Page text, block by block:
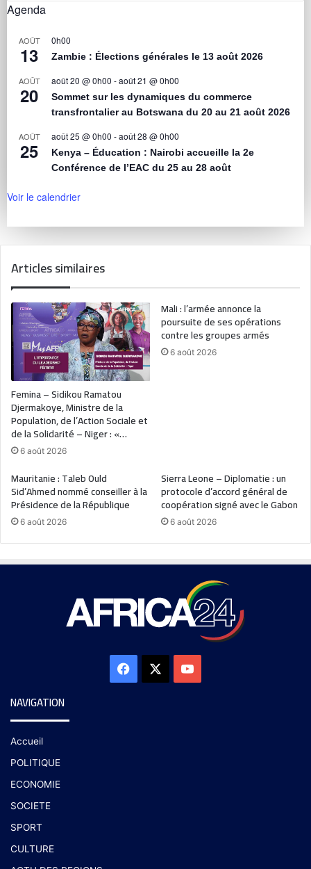
Agenda
AOÛT
13
0h00
Zambie : Élections générales le 13 août 2026
AOÛT
20
août 20 @ 0h00 -août 21 @ 0h00
Sommet sur les dynamiques du commerce
transfrontalier au Botswana du 20 au 21 août 2026
AOÛT
25
août 25 @ 0h00 -août 28 @ 0h00
Kenya – Éducation : Nairobi accueille la 2e
Conférence de l’EAC du 25 au 28 août
Voir le calendrier
Articles similaires
Femina – Sidikou Ramatou
Djermakoye, Ministre de la
Population, de l’Action Sociale et
de la Solidarité – Niger : «…
6 août 2026
Mali : l’armée annonce la
poursuite de ses opérations
contre les groupes armés
6 août 2026
Mauritanie : Taleb Ould
Sid’Ahmed nommé conseiller à la
Présidence de la République
6 août 2026
Sierra Leone – Diplomatie : un
protocole d’accord général de
coopération signé avec le Gabon
6 août 2026
NAVIGATION
Accueil
POLITIQUE
ECONOMIE
SOCIETE
SPORT
CULTURE